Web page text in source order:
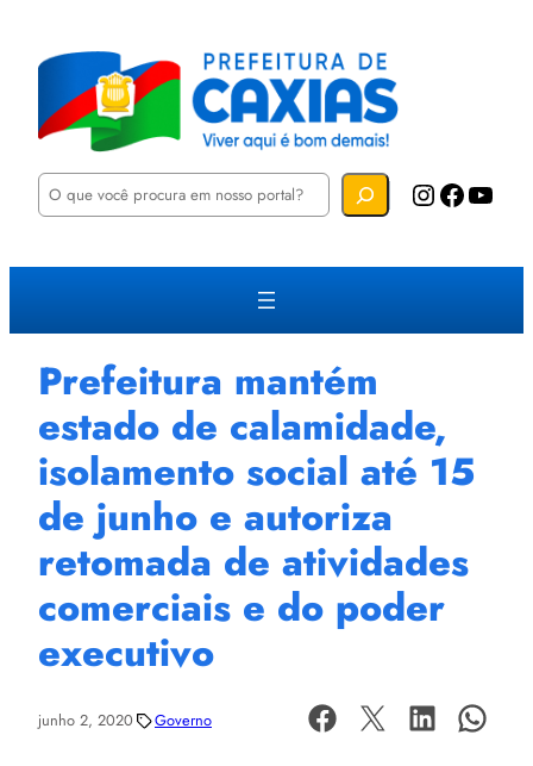
P
u
a
Instagram Facebook YouTube
Prefeitura mantém
estado de calamidade,
isolamento social até 15
de junho e autoriza
retomada de atividades
comerciais e do poder
executivo
junho 2, 2020 Governo